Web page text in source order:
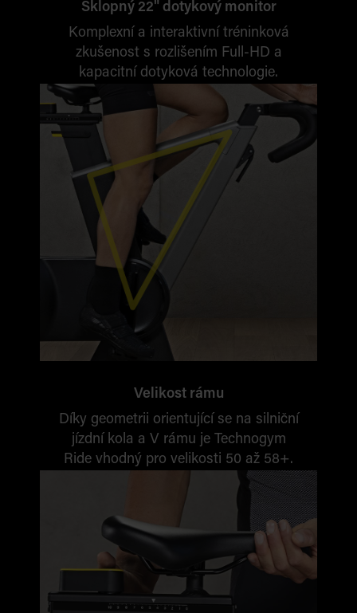
Sklopný 22" dotykový monitor
Komplexní a interaktivní tréninková
zkušenost s rozlišením Full-HD a
kapacitní dotyková technologie.
Velikost rámu
Díky geometrii orientující se na silniční
jízdní kola a V rámu je Technogym
Ride vhodný pro velikosti 50 až 58+.